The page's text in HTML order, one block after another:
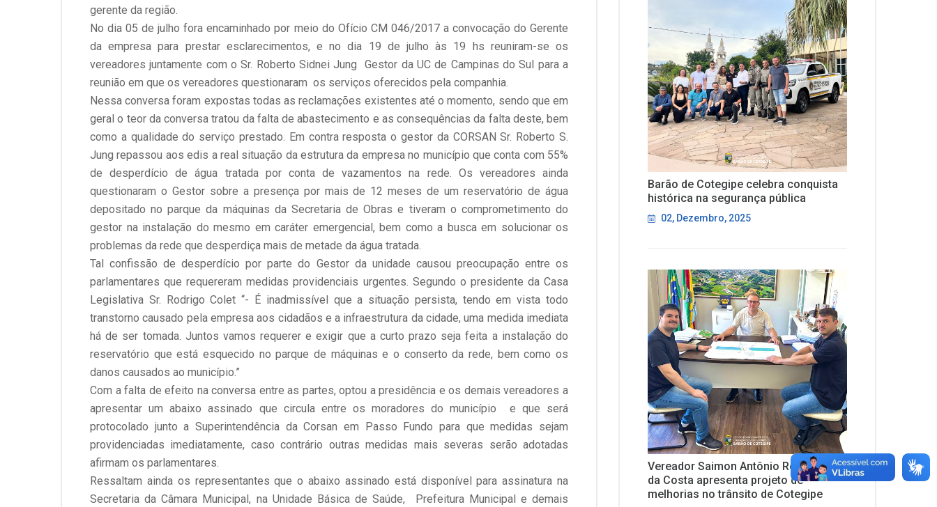
gerente da região.
No dia 05 de julho fora encaminhado por meio do Ofício CM 046/2017 a convocação do Gerente
da empresa para prestar esclarecimentos, e no dia 19 de julho às 19 hs reuniram-se os
vereadores juntamente com o Sr. Roberto Sidnei Jung Gestor da UC de Campinas do Sul para a
reunião em que os vereadores questionaram os serviços oferecidos pela companhia.
Nessa conversa foram expostas todas as reclamações existentes até o momento, sendo que em
geral o teor da conversa tratou da falta de abastecimento e as consequências da falta deste, bem
como a qualidade do serviço prestado. Em contra resposta o gestor da CORSAN Sr. Roberto S.
Jung repassou aos edis a real situação da estrutura da empresa no município que conta com 55%
de desperdício de água tratada por conta de vazamentos na rede. Os vereadores ainda
questionaram o Gestor sobre a presença por mais de 12 meses de um reservatório de água
depositado no parque da máquinas da Secretaria de Obras e tiveram o comprometimento do
gestor na instalação do mesmo em caráter emergencial, bem como a busca em solucionar os
problemas da rede que desperdiça mais de metade da água tratada.
Tal confissão de desperdício por parte do Gestor da unidade causou preocupação entre os
parlamentares que requereram medidas providenciais urgentes. Segundo o presidente da Casa
Legislativa Sr. Rodrigo Colet “- É inadmissível que a situação persista, tendo em vista todo
transtorno causado pela empresa aos cidadãos e a infraestrutura da cidade, uma medida imediata
há de ser tomada. Juntos vamos requerer e exigir que a curto prazo seja feita a instalação do
reservatório que está esquecido no parque de máquinas e o conserto da rede, bem como os
danos causados ao município.”
Com a falta de efeito na conversa entre as partes, optou a presidência e os demais vereadores a
apresentar um abaixo assinado que circula entre os moradores do município e que será
protocolado junto a Superintendência da Corsan em Passo Fundo para que medidas sejam
providenciadas imediatamente, caso contrário outras medidas mais severas serão adotadas
afirmam os parlamentares.
Ressaltam ainda os representantes que o abaixo assinado está disponível para assinatura na
Secretaria da Câmara Municipal, na Unidade Básica de Saúde, Prefeitura Municipal e demais
Barão de Cotegipe celebra conquista
histórica na segurança pública
02, Dezembro, 2025
Vereador Saimon Antônio Rodrigues
da Costa apresenta projeto de
melhorias no trânsito de Cotegipe